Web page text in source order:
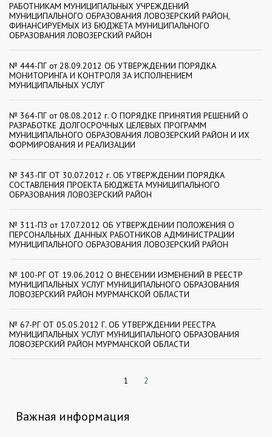
РАБОТНИКАМ МУНИЦИПАЛЬНЫХ УЧРЕЖДЕНИЙ
МУНИЦИПАЛЬНОГО ОБРАЗОВАНИЯ ЛОВОЗЕРСКИЙ РАЙОН,
ФИНАНСИРУЕМЫХ ИЗ БЮДЖЕТА МУНИЦИПАЛЬНОГО
ОБРАЗОВАНИЯ ЛОВОЗЕРСКИЙ РАЙОН
№ 444-ПГ от 28.09.2012 ОБ УТВЕРЖДЕНИИ ПОРЯДКА
МОНИТОРИНГА И КОНТРОЛЯ ЗА ИСПОЛНЕНИЕМ
МУНИЦИПАЛЬНЫХ УСЛУГ
№ 364-ПГ от 08.08.2012 г. О ПОРЯДКЕ ПРИНЯТИЯ РЕШЕНИЙ О
РАЗРАБОТКЕ ДОЛГОСРОЧНЫХ ЦЕЛЕВЫХ ПРОГРАММ
МУНИЦИПАЛЬНОГО ОБРАЗОВАНИЯ ЛОВОЗЕРСКИЙ РАЙОН И ИХ
ФОРМИРОВАНИЯ И РЕАЛИЗАЦИИ
№ 343-ПГ ОТ 30.07.2012 г. ОБ УТВЕРЖДЕНИИ ПОРЯДКА
СОСТАВЛЕНИЯ ПРОЕКТА БЮДЖЕТА МУНИЦИПАЛЬНОГО
ОБРАЗОВАНИЯ ЛОВОЗЕРСКИЙ РАЙОН
№ 311-ПЗ от 17.07.2012 ОБ УТВЕРЖДЕНИИ ПОЛОЖЕНИЯ О
ПЕРСОНАЛЬНЫХ ДАННЫХ РАБОТНИКОВ АДМИНИСТРАЦИИ
МУНИЦИПАЛЬНОГО ОБРАЗОВАНИЯ ЛОВОЗЕРСКИЙ РАЙОН
№ 100-РГ ОТ 19.06.2012 О ВНЕСЕНИИ ИЗМЕНЕНИЙ В РЕЕСТР
МУНИЦИПАЛЬНЫХ УСЛУГ МУНИЦИПАЛЬНОГО ОБРАЗОВАНИЯ
ЛОВОЗЕРСКИЙ РАЙОН МУРМАНСКОЙ ОБЛАСТИ
№ 67-РГ ОТ 05.05.2012 Г. ОБ УТВЕРЖДЕНИИ РЕЕСТРА
МУНИЦИПАЛЬНЫХ УСЛУГ МУНИЦИПАЛЬНОГО ОБРАЗОВАНИЯ
ЛОВОЗЕРСКИЙ РАЙОН МУРМАНСКОЙ ОБЛАСТИ
1 2
Важная информация